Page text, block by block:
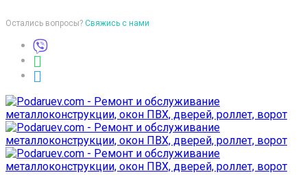
Остались вопросы? Свяжись с нами